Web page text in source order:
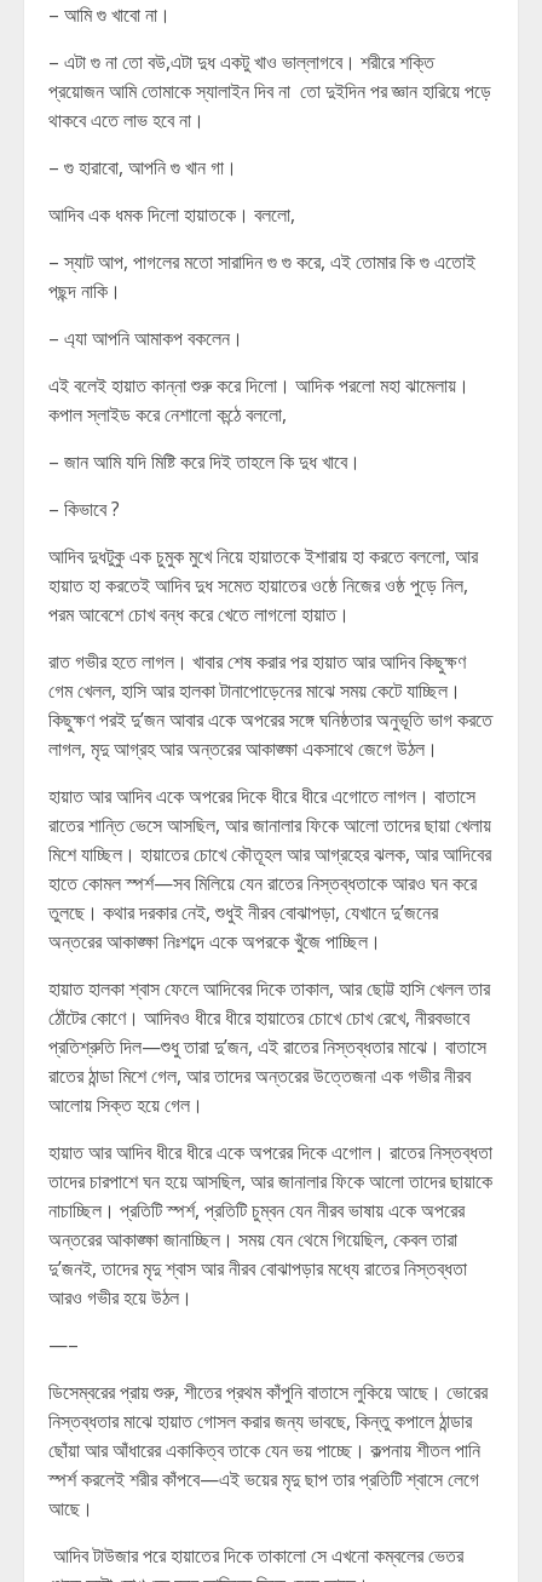
– আমি গু খাবো না।
– এটা গু না তো বউ,এটা দুধ একটু খাও ভাল্লাগবে। শরীরে শক্তি
প্রয়োজন আমি তোমাকে স্যালাইন দিব না তো দুইদিন পর জ্ঞান হারিয়ে পড়ে
থাকবে এতে লাভ হবে না।
– গু হারাবো, আপনি গু খান গা।
আদিব এক ধমক দিলো হায়াতকে। বললো,
– স্যাট আপ, পাগলের মতো সারাদিন গু গু করে, এই তোমার কি গু এতোই
পছন্দ নাকি।
– এ্যা আপনি আমাকপ বকলেন।
এই বলেই হায়াত কান্না শুরু করে দিলো। আদিক পরলো মহা ঝামেলায়।
কপাল স্লাইড করে নেশালো কন্ঠে বললো,
– জান আমি যদি মিষ্টি করে দিই তাহলে কি দুধ খাবে।
– কিভাবে ?
আদিব দুধটুকু এক চুমুক মুখে নিয়ে হায়াতকে ইশারায় হা করতে বললো, আর
হায়াত হা করতেই আদিব দুধ সমেত হায়াতের ওষ্ঠে নিজের ওষ্ঠ পুড়ে নিল,
পরম আবেশে চোখ বন্ধ করে খেতে লাগলো হায়াত।
রাত গভীর হতে লাগল। খাবার শেষ করার পর হায়াত আর আদিব কিছুক্ষণ
গেম খেলল, হাসি আর হালকা টানাপোড়েনের মাঝে সময় কেটে যাচ্ছিল।
কিছুক্ষণ পরই দু’জন আবার একে অপরের সঙ্গে ঘনিষ্ঠতার অনুভূতি ভাগ করতে
লাগল, মৃদু আগ্রহ আর অন্তরের আকাঙ্ক্ষা একসাথে জেগে উঠল।
হায়াত আর আদিব একে অপরের দিকে ধীরে ধীরে এগোতে লাগল। বাতাসে
রাতের শান্তি ভেসে আসছিল, আর জানালার ফিকে আলো তাদের ছায়া খেলায়
মিশে যাচ্ছিল। হায়াতের চোখে কৌতূহল আর আগ্রহের ঝলক, আর আদিবের
হাতে কোমল স্পর্শ—সব মিলিয়ে যেন রাতের নিস্তব্ধতাকে আরও ঘন করে
তুলছে। কথার দরকার নেই, শুধুই নীরব বোঝাপড়া, যেখানে দু’জনের
অন্তরের আকাঙ্ক্ষা নিঃশব্দে একে অপরকে খুঁজে পাচ্ছিল।
হায়াত হালকা শ্বাস ফেলে আদিবের দিকে তাকাল, আর ছোট্ট হাসি খেলল তার
ঠোঁটের কোণে। আদিবও ধীরে ধীরে হায়াতের চোখে চোখ রেখে, নীরবভাবে
প্রতিশ্রুতি দিল—শুধু তারা দু’জন, এই রাতের নিস্তব্ধতার মাঝে। বাতাসে
রাতের ঠান্ডা মিশে গেল, আর তাদের অন্তরের উত্তেজনা এক গভীর নীরব
আলোয় সিক্ত হয়ে গেল।
হায়াত আর আদিব ধীরে ধীরে একে অপরের দিকে এগোল। রাতের নিস্তব্ধতা
তাদের চারপাশে ঘন হয়ে আসছিল, আর জানালার ফিকে আলো তাদের ছায়াকে
নাচাচ্ছিল। প্রতিটি স্পর্শ, প্রতিটি চুম্বন যেন নীরব ভাষায় একে অপরের
অন্তরের আকাঙ্ক্ষা জানাচ্ছিল। সময় যেন থেমে গিয়েছিল, কেবল তারা
দু’জনই, তাদের মৃদু শ্বাস আর নীরব বোঝাপড়ার মধ্যে রাতের নিস্তব্ধতা
আরও গভীর হয়ে উঠল।
—–
ডিসেম্বরের প্রায় শুরু, শীতের প্রথম কাঁপুনি বাতাসে লুকিয়ে আছে। ভোরের
নিস্তব্ধতার মাঝে হায়াত গোসল করার জন্য ভাবছে, কিন্তু কপালে ঠান্ডার
ছোঁয়া আর আঁধারের একাকিত্ব তাকে যেন ভয় পাচ্ছে। কল্পনায় শীতল পানি
স্পর্শ করলেই শরীর কাঁপবে—এই ভয়ের মৃদু ছাপ তার প্রতিটি শ্বাসে লেগে
আছে।
আদিব টাউজার পরে হায়াতের দিকে তাকালো সে এখনো কম্বলের ভেতর